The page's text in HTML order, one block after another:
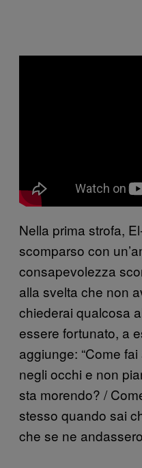
Nella prima strofa,
scomparso con
consapevolezza
alla svelta che non
chiederai qualcosa
essere fortunato, a
aggiunge: “Come
negli occhi e non
sta morendo? /
stesso quando sai
che se ne